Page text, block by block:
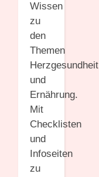
Wissen
zu
den
Themen
Herzgesundheit
und
Ernährung.
Mit
Checklisten
und
Infoseiten
zu